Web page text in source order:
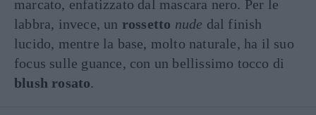
marcato, enfatizzato dal mascara nero. Per le
labbra, invece, un rossetto nude dal finish
lucido, mentre la base, molto naturale, ha il suo
focus sulle guance, con un bellissimo tocco di
blush rosato.